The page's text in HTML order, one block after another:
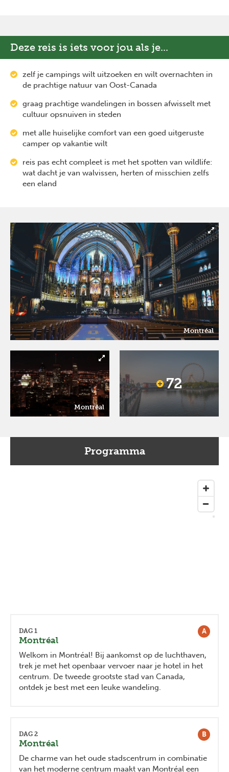
Deze reis is iets voor jou als je...
zelf je campings wilt uitzoeken en wilt overnachten in
de prachtige natuur van Oost-Canada
graag prachtige wandelingen in bossen afwisselt met
cultuur opsnuiven in steden
met alle huiselijke comfort van een goed uitgeruste
camper op vakantie wilt
reis pas echt compleet is met het spotten van wildlife:
wat dacht je van walvissen, herten of misschien zelfs
een eland
Montréal
Montréal
72
Programma
A
DAG 1
Montréal
Welkom in Montréal! Bij aankomst op de luchthaven,
trek je met het openbaar vervoer naar je hotel in het
centrum. De tweede grootste stad van Canada,
ontdek je best met een leuke wandeling.
B
DAG 2
Montréal
De charme van het oude stadscentrum in combinatie
van het moderne centrum maakt van Montréal een